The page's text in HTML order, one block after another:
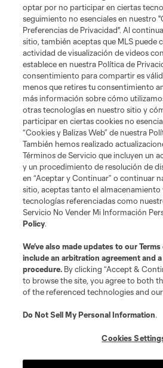
MLSSOCCER.COM
Terminos de servicio
Politica de privacidad
Do Not Sell or Share My Personal Information
©2026 MLS. The Major League Soccer and
registered trademarks of Major League Soccer,
and logos of MLS teams are registered and/
MLS or are used with the permission of their
is forbidden.
optar por no participar en ciertas
seguimiento no esenciales en nuestro
Preferencias de Privacidad". Al
sitio, también aceptas que MLS puede
actividad de visualización de videos
establece en nuestra Política de
consentimiento para compartir es
menos que retires tu consentimiento
más información sobre cómo
otras tecnologías en nuestro sitio y
participar en ciertas cookies no
“Cookies y Balizas Web” de nuestra
También hemos realizado
Términos de Servicio que incluyen un
y un procedimiento de resolución de
en “Aceptar y Continuar” o continuar
sitio, aceptas tanto el almacenamiento
tecnologías referenciadas como
Servicio No Vender Mi Información
Policy.
We’ve also made updates to our
include an arbitration agreement and
procedure. By clicking “Accept &
to browse the site, you agree to both
of the referenced technologies and
Do Not Sell My Personal Information.
Cookies